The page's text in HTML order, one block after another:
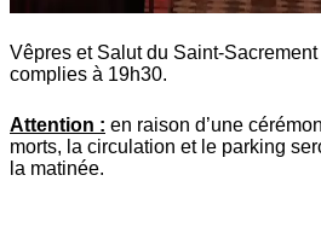
Vêpres et Salut du Saint-
complies à 19h30.
Attention : en raison d’une
morts, la circulation et le parking
la matinée.